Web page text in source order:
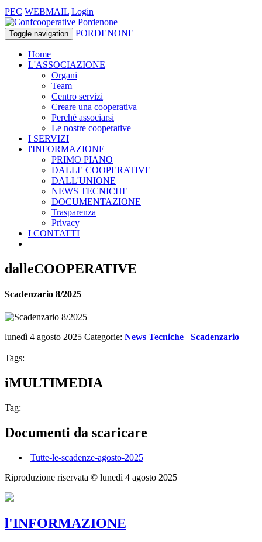
PEC WEBMAIL Login
Toggle navigation PORDENONE
Home
L'ASSOCIAZIONE
Organi
Team
Centro servizi
Creare una cooperativa
Perché associarsi
Le nostre cooperative
I SERVIZI
l'INFORMAZIONE
PRIMO PIANO
DALLE COOPERATIVE
DALL'UNIONE
NEWS TECNICHE
DOCUMENTAZIONE
Trasparenza
Privacy
I CONTATTI
dalleCOOPERATIVE
Scadenzario 8/2025
lunedì 4 agosto 2025 Categorie: News Tecniche Scadenzario
Tags:
iMULTIMEDIA
Tag:
Documenti da scaricare
Tutte-le-scadenze-agosto-2025
Riproduzione riservata © lunedì 4 agosto 2025
l'INFORMAZIONE